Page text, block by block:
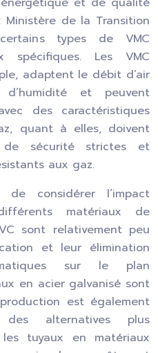
Ministère de la Transition
types de VMC
spécifiques. Les VMC
adaptent le débit d’air
et peuvent
des caractéristiques
quant à elles, doivent
de sécurité strictes et
aux gaz.
considérer l’impact
matériaux de
sont relativement peu
et leur élimination
sur le plan
en acier galvanisé sont
est également
alternatives plus
tuyaux en matériaux